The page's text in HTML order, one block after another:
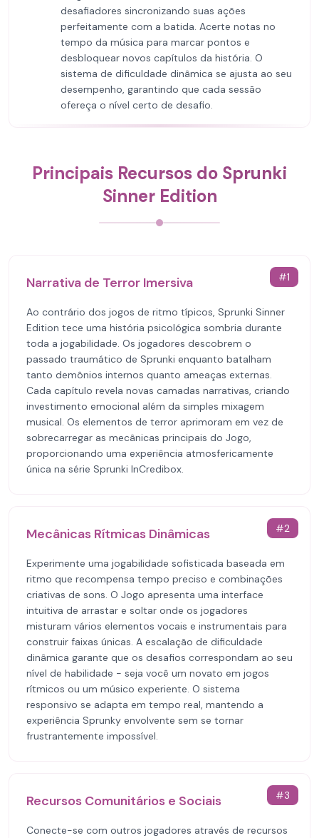
desafiadores sincronizando suas ações
perfeitamente com a batida. Acerte notas no
tempo da música para marcar pontos e
desbloquear novos capítulos da história. O
sistema de dificuldade dinâmica se ajusta ao seu
desempenho, garantindo que cada sessão
ofereça o nível certo de desafio.
Principais Recursos do Sprunki
Sinner Edition
#1
Narrativa de Terror Imersiva
Ao contrário dos jogos de ritmo típicos, Sprunki Sinner
Edition tece uma história psicológica sombria durante
toda a jogabilidade. Os jogadores descobrem o
passado traumático de Sprunki enquanto batalham
tanto demônios internos quanto ameaças externas.
Cada capítulo revela novas camadas narrativas, criando
investimento emocional além da simples mixagem
musical. Os elementos de terror aprimoram em vez de
sobrecarregar as mecânicas principais do Jogo,
proporcionando uma experiência atmosfericamente
única na série Sprunki InCredibox.
#2
Mecânicas Rítmicas Dinâmicas
Experimente uma jogabilidade sofisticada baseada em
ritmo que recompensa tempo preciso e combinações
criativas de sons. O Jogo apresenta uma interface
intuitiva de arrastar e soltar onde os jogadores
misturam vários elementos vocais e instrumentais para
construir faixas únicas. A escalação de dificuldade
dinâmica garante que os desafios correspondam ao seu
nível de habilidade - seja você um novato em jogos
rítmicos ou um músico experiente. O sistema
responsivo se adapta em tempo real, mantendo a
experiência Sprunky envolvente sem se tornar
frustrantemente impossível.
#3
Recursos Comunitários e Sociais
Conecte-se com outros jogadores através de recursos